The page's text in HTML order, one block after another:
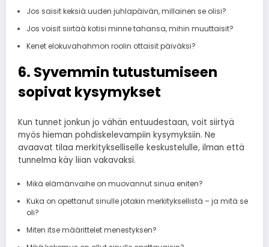
Jos saisit keksiä uuden juhlapäivän, millainen se olisi?
Jos voisit siirtää kotisi minne tahansa, mihin muuttaisit?
Kenet elokuvahahmon roolin ottaisit päiväksi?
6. Syvemmin tutustumiseen
sopivat kysymykset
Kun tunnet jonkun jo vähän entuudestaan, voit siirtyä
myös hieman pohdiskelevampiin kysymyksiin. Ne
avaavat tilaa merkitykselliselle keskustelulle, ilman että
tunnelma käy liian vakavaksi.
Mikä elämänvaihe on muovannut sinua eniten?
Kuka on opettanut sinulle jotakin merkityksellistä – ja mitä se
oli?
Miten itse määrittelet menestyksen?